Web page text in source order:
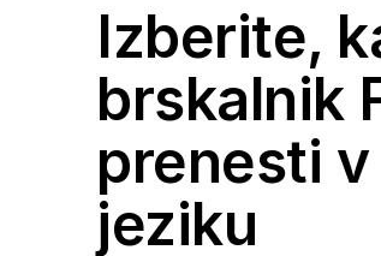
Izberite,
brskalnik
prenesti
jeziku